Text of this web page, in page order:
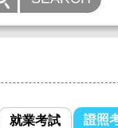
就業考試 證照